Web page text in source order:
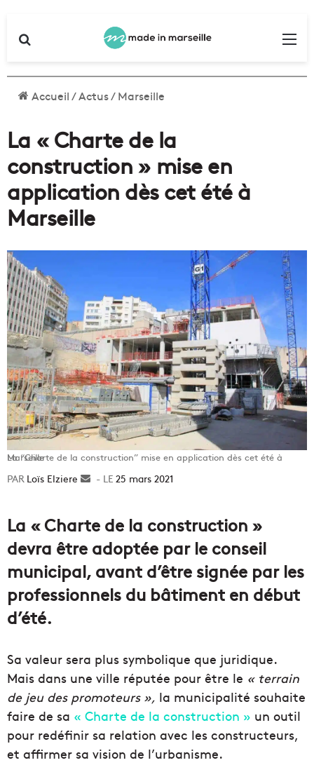
Accueil/Actus/Marseille
La « Charte de la
construction » mise en
application dès cet été à
Marseille
La “Charte de la construction” mise en application dès cet été à Marseille
Loïs Elziere
Envoyer25 mars 2021
La « Charte de la construction »
devra être adoptée par le conseil
municipal, avant d’être signée par les
professionnels du bâtiment en début
d’été.
Sa valeur sera plus symbolique que juridique.
Mais dans une ville réputée pour être le « terrain
de jeu des promoteurs », la municipalité souhaite
faire de sa « Charte de la construction » un outil
pour redéfinir sa relation avec les constructeurs,
et affirmer sa vision de l’urbanisme.